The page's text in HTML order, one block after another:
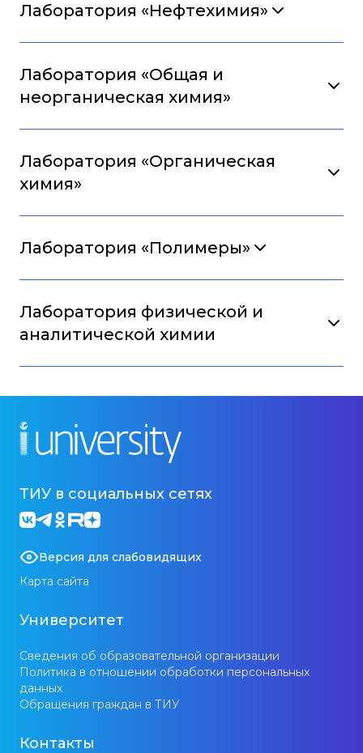
Лаборатория «Нефтехимия»
Лаборатория «Общая и
неорганическая химия»
Лаборатория «Органическая
химия»
Лаборатория «Полимеры»
Лаборатория физической и
аналитической химии
ТИУ в социальных сетях
Версия для слабовидящих
Карта сайта
Университет
Сведения об образовательной организации
Политика в отношении обработки персональных
данных
Обращения граждан в ТИУ
Контакты